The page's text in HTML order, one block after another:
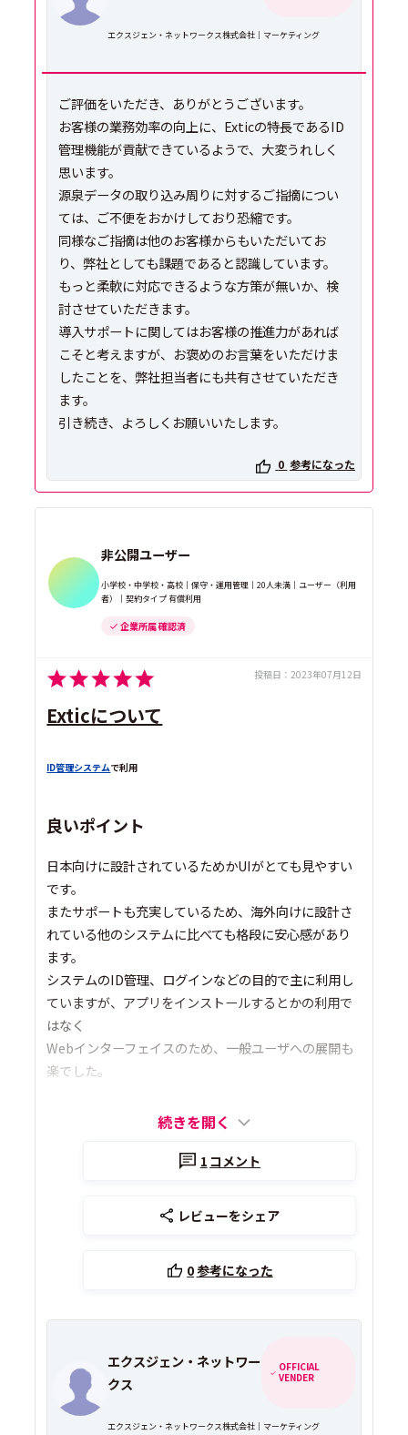
エクスジェン・ネットワークス株式会社｜マーケティング
ご評価をいただき、ありがとうございます。
お客様の業務効率の向上に、Exticの特長であるID
管理機能が貢献できているようで、大変うれしく
思います。
源泉データの取り込み周りに対するご指摘につい
ては、ご不便をおかけしており恐縮です。
同様なご指摘は他のお客様からもいただいてお
り、弊社としても課題であると認識しています。
もっと柔軟に対応できるような方策が無いか、検
討させていただきます。
導入サポートに関してはお客様の推進力があれば
こそと考えますが、お褒めのお言葉をいただけま
したことを、弊社担当者にも共有させていただき
ます。
引き続き、よろしくお願いいたします。
0 参考になった
非公開ユーザー
小学校・中学校・高校｜保守・運用管理｜20人未満｜ユーザー（利用
者）｜契約タイプ 有償利用
企業所属 確認済
投稿日： 2023年07月12日
Exticについて
ID管理システムで利用
良いポイント
日本向けに設計されているためかUIがとても見やすい
です。
またサポートも充実しているため、海外向けに設計さ
れている他のシステムに比べても格段に安心感があり
ます。
システムのID管理、ログインなどの目的で主に利用し
ていますが、アプリをインストールするとかの利用で
はなく
Webインターフェイスのため、一般ユーザへの展開も
楽でした。
続きを開く
1 コメント
レビューをシェア
0参考になった
エクスジェン・ネットワー
クス
OFFICIAL
VENDER
エクスジェン・ネットワークス株式会社｜マーケティング